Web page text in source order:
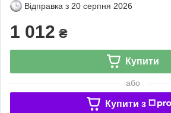
Відправка з 20 серпня 2026
1 012 ₴
Купити
або
Купити з